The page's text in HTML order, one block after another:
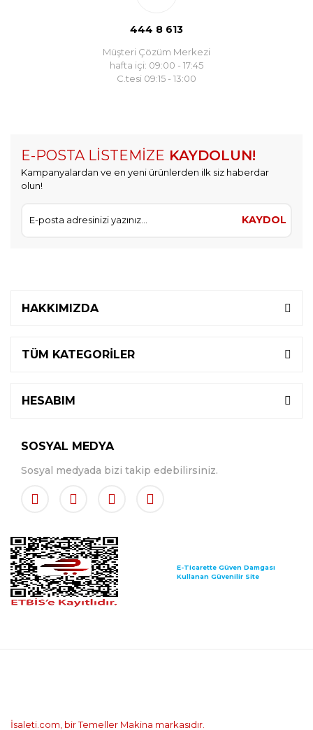
444 8 613
Müşteri Çözüm Merkezi
hafta içi: 09:00 - 17:45
C.tesi 09:15 - 13:00
E-POSTA LİSTEMİZE KAYDOLUN!
Kampanyalardan ve en yeni ürünlerden ilk siz haberdar
olun!
KAYDOL
HAKKIMIZDA
TÜM KATEGORİLER
HESABIM
SOSYAL MEDYA
Sosyal medyada bizi takip edebilirsiniz.
E-Ticarette Güven Damgası
Kullanan Güvenilir Site
İsaleti.com, bir Temeller Makina markasıdır.